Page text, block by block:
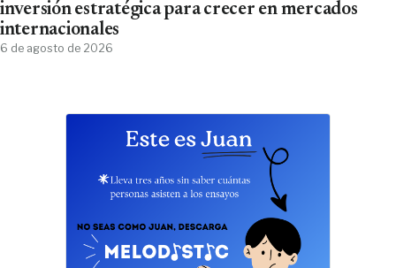
inversión estratégica para crecer en mercados
internacionales
6 de agosto de 2026